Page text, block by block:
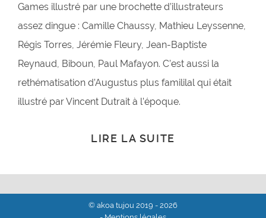
Games illustré par une brochette d’illustrateurs
assez dingue : Camille Chaussy, Mathieu Leyssenne,
Régis Torres, Jérémie Fleury, Jean-Baptiste
Reynaud, Biboun, Paul Mafayon. C’est aussi la
rethématisation d’Augustus plus famililal qui était
illustré par Vincent Dutrait à l’époque.
LIRE LA SUITE
© akoa tujou 2019 - 2026